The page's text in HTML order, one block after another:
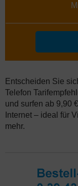
Entscheiden Sie
Telefon
und surfen ab 9,90
Internet – ideal für
mehr.